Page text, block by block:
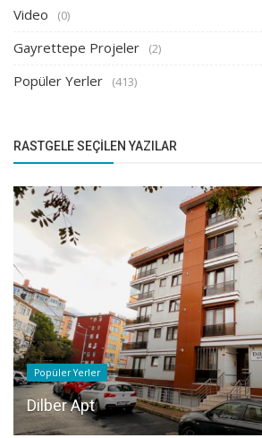
Video (0)
Gayrettepe Projeler (2)
Popüler Yerler (413)
RASTGELE SEÇILEN YAZILAR
Popüler Yerler
Dilber Apt